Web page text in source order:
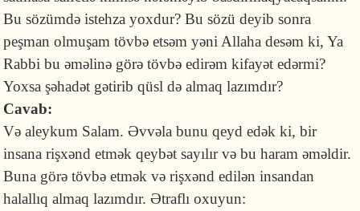
Bu sözümdə istehza yoxdur? Bu sözü deyib sonra
peşman olmuşam tövbə etsəm yəni Allaha desəm ki, Ya
Rabbi bu əməlinə görə tövbə edirəm kifayət edərmi?
Yoxsa şəhadət gətirib qüsl də almaq lazımdır?
Cavab:
Və aleykum Salam. Əvvəla bunu qeyd edək ki, bir
insana rişxənd etmək qeybət sayılır və bu haram əməldir.
Buna görə tövbə etmək və rişxənd edilən insandan
halallıq almaq lazımdır. Ətraflı oxuyun: